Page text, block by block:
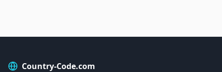
Country-Code.com